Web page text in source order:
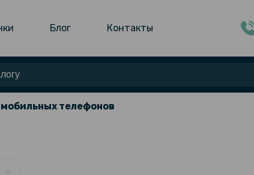
Блог Контакты
телефонов